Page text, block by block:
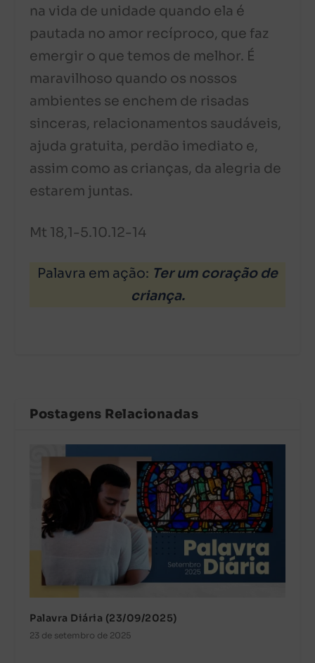
na vida de unidade quando ela é
pautada no amor recíproco, que faz
emergir o que temos de melhor. É
maravilhoso quando os nossos
ambientes se enchem de risadas
sinceras, relacionamentos saudáveis,
ajuda gratuita, perdão imediato e,
assim como as crianças, da alegria de
estarem juntas.
Mt 18,1-5.10.12-14
Palavra em ação: Ter um coração de
criança.
Postagens Relacionadas
Palavra Diária (23/09/2025)
23 de setembro de 2025